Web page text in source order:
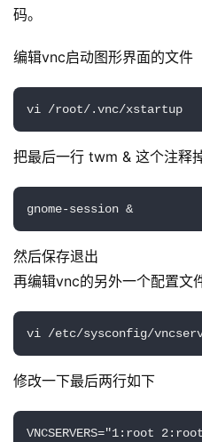
码。
编辑vnc启动图形界面的文件
vi /root/.vnc/xstartup
把最后一行 twm & 这个注释
gnome-session &
然后保存退出
再编辑vnc的另外一个配置文
vi /etc/sysconfig/
修改一下最后两行如下
VNCSERVERS="1:root